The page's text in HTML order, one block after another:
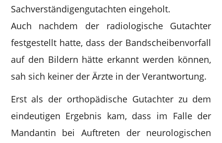
Sachverständigengutachten eingeholt.
Auch nachdem der radiologische Gutachter
festgestellt hatte, dass der Bandscheibenvorfall
auf den Bildern hätte erkannt werden können,
sah sich keiner der Ärzte in der Verantwortung.
Erst als der orthopädische Gutachter zu dem
eindeutigen Ergebnis kam, dass im Falle der
Mandantin bei Auftreten der neurologischen